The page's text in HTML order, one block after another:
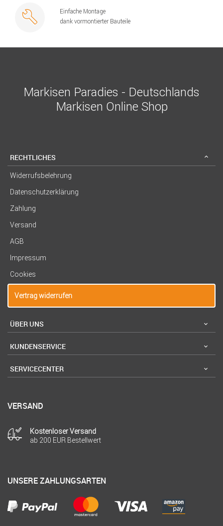
Einfache Montage
dank vormontierter Bauteile
Markisen Paradies - Deutschlands
Markisen Online Shop
RECHTLICHES
Widerrufsbelehrung
Datenschutzerklärung
Zahlung
Versand
AGB
Impressum
Cookies
Vertrag widerrufen
ÜBER UNS
KUNDENSERVICE
SERVICECENTER
VERSAND
Kostenloser Versand
ab 200 EUR Bestellwert
UNSERE ZAHLUNGSARTEN